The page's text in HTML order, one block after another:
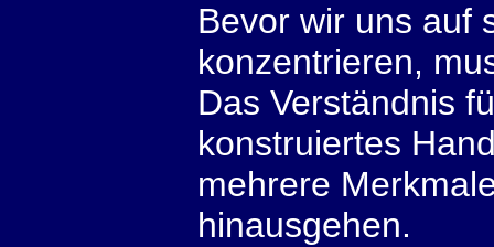
Bevor wir uns auf
konzentrieren,
Das Verständnis
konstruiertes
mehrere
hinausgehen.